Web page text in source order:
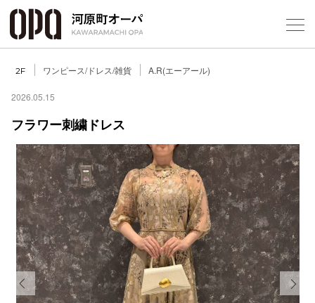
2F ワンピース/ドレス/雑貨 A.R(エーアール)
2026.05.15
フラワー刺繍ドレス
Previous Next
フロア
ショッ
レスト
施設案内
アクセ